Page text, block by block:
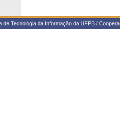
de Tecnologia da Informação da UFPB /